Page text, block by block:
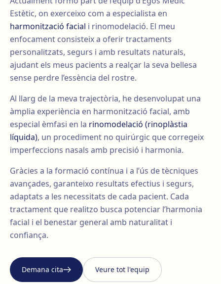
Estètic, on exerceixo com a especialista en
harmonització facial i rinomodelació. El meu
enfocament consisteix a oferir tractaments
personalitzats, segurs i amb resultats naturals,
ajudant els meus pacients a realçar la seva bellesa
sense perdre l’essència del rostre.
Al llarg de la meva trajectòria, he desenvolupat una
àmplia experiència en harmonització facial, amb
especial èmfasi en la rinomodelació (rinoplàstia
líquida), un procediment no quirúrgic que corregeix
imperfeccions nasals amb precisió i harmonia.
Gràcies a la formació contínua i a l’ús de tècniques
avançades, garanteixo resultats efectius i segurs,
adaptats a les necessitats de cada pacient. Cada
tractament que realitzo busca potenciar l’harmonia
facial i el benestar general amb naturalitat i
confiança.
Demana cita Veure tot l'equip